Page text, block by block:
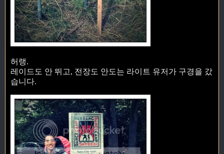
허랭.
레이드도 안 뛰고, 전장도 안도는 라이트 유저가 구경을 갔
습니다.